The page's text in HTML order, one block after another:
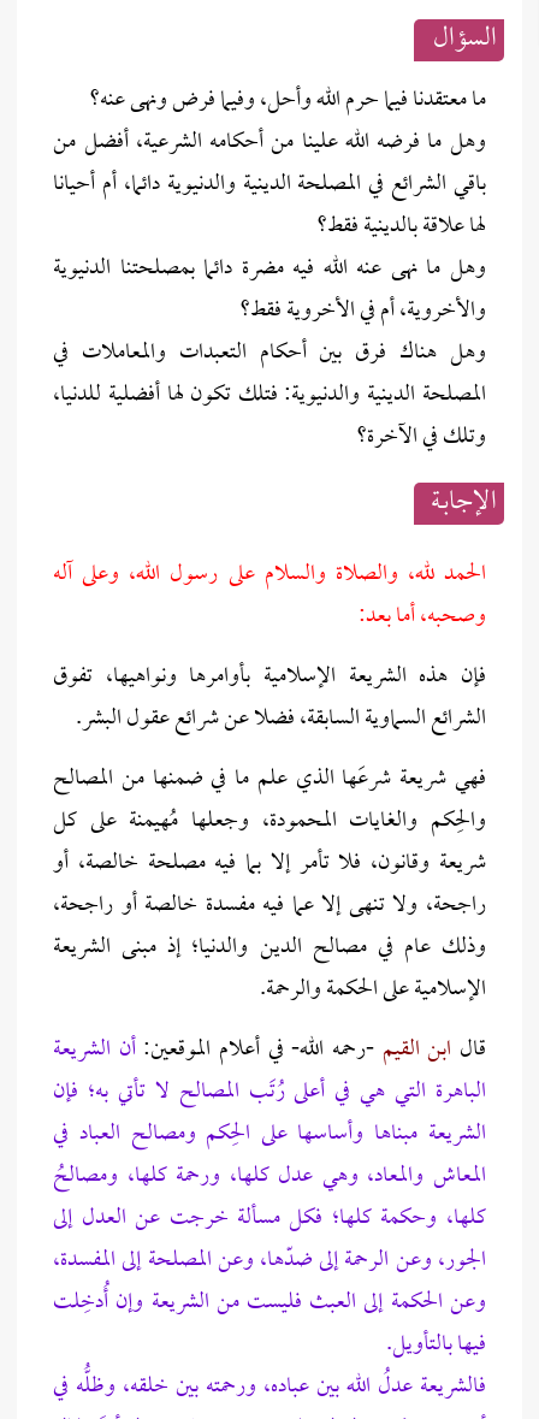
السؤال
ما معتقدنا فيما حرم الله وأحل، وفيما فرض ونهى عنه؟
وهل ما فرضه الله علينا من أحكامه الشرعية، أفضل من
باقي الشرائع في المصلحة الدينية والدنيوية دائما، أم أحيانا
لها علاقة بالدينية فقط؟
وهل ما نهى عنه الله فيه مضرة دائما بمصلحتنا الدنيوية
والأخروية، أم في الأخروية فقط؟
وهل هناك فرق بين أحكام التعبدات والمعاملات في
المصلحة الدينية والدنيوية: فتلك تكون لها أفضلية للدنيا،
وتلك في الآخرة؟
الإجابــة
الحمد لله، والصلاة والسلام على رسول الله، وعلى آله
وصحبه، أما بعد:
فإن هذه الشريعة الإسلامية بأوامرها ونواهيها، تفوق
الشرائع السماوية السابقة، فضلا عن شرائع عقول البشر.
فهي شريعة شرعَها الذي علم ما في ضمنها من ‌المصالح
والحِكم والغايات المحمودة، وجعلها مُهيمنة على كل
شريعة وقانون، فلا تأمر إلا بما فيه ‌مصلحة خالصة، أو
‌راجحة، ولا تنهى إلا عما فيه مفسدة خالصة أو ‌راجحة،
وذلك عام في مصالح الدين والدنيا؛ إذ مبنى الشريعة
الإسلامية على الحكمة والرحمة.
قال ابن القيم -رحمه الله- في أعلام الموقعين:أن ‌الشريعة
الباهرة التي هي في أعلى رُتَب ‌المصالح لا تأتي به؛ فإن
‌الشريعة مبناها وأساسها على الحِكم ‌ومصالح العباد في
المعاش والمعاد، وهي عدل كلها، ورحمة كلها، ‌ومصالحُ
كلها، وحكمة كلها؛ فكل مسألة خرجت عن العدل إلى
الجور، وعن الرحمة إلى ضدّها، وعن ‌المصلحة إلى المفسدة،
وعن الحكمة إلى العبث فليست من ‌الشريعة وإن أُدخِلت
فيها بالتأويل.
‌فالشريعة عدلُ الله بين عباده، ورحمته بين خلقه، وظلُّه في